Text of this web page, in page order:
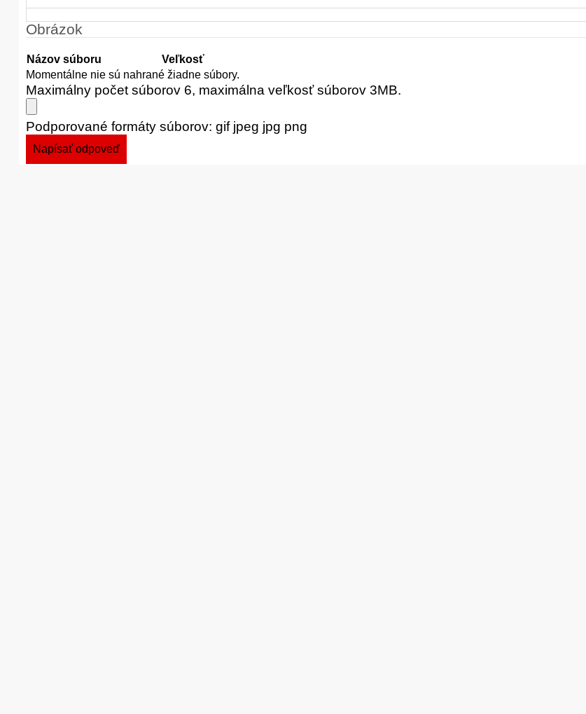
Obrázok
Názov súboru
Veľkosť
Momentálne nie sú nahrané žiadne súbory.
Maximálny počet súborov 6, maximálna veľkosť súborov 3MB.
Podporované formáty súborov: gif jpeg jpg png